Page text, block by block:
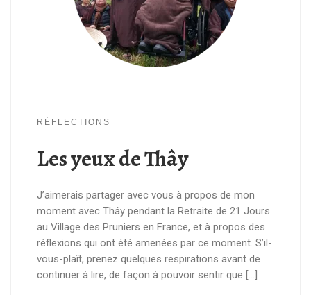
RÉFLECTIONS
Les yeux de Thây
J’aimerais partager avec vous à propos de mon
moment avec Thây pendant la Retraite de 21 Jours
au Village des Pruniers en France, et à propos des
réflexions qui ont été amenées par ce moment. S’il-
vous-plaît, prenez quelques respirations avant de
continuer à lire, de façon à pouvoir sentir que […]